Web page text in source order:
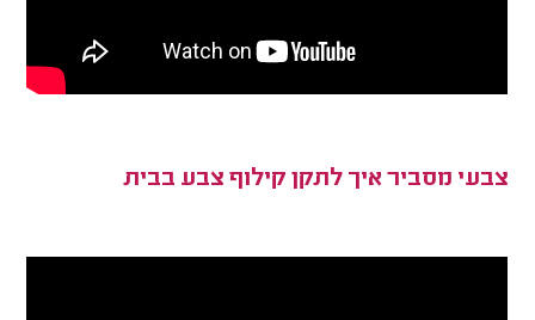
צבעי מסביר איך לתקן קילוף צבע בבית